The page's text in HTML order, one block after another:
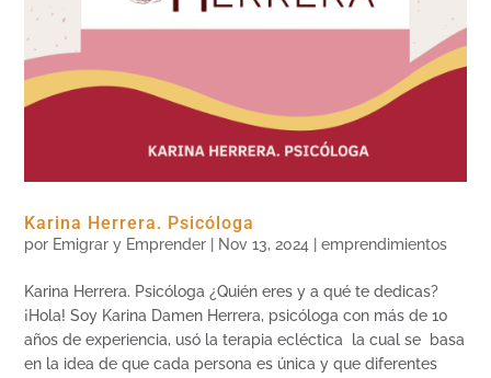
Karina Herrera. Psicóloga
por Emigrar y Emprender Nov 13, 2024 |emprendimientos
Karina Herrera. Psicóloga ¿Quién eres y a qué te dedicas?
¡Hola! Soy Karina Damen Herrera, psicóloga con más de 10
años de experiencia, usó la terapia ecléctica la cual se basa
en la idea de que cada persona es única y que diferentes